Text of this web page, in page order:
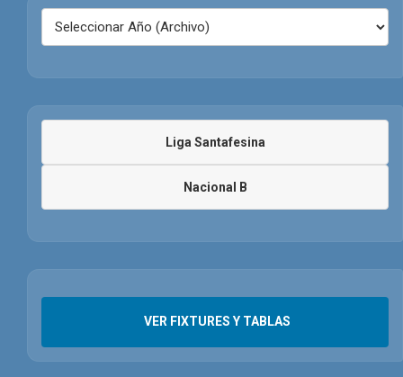
Liga Santafesina
Nacional B
VER FIXTURES Y TABLAS